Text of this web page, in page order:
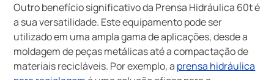
Outro benefício significativo da Prensa Hidráulica 60t é
a sua versatilidade. Este equipamento pode ser
utilizado em uma ampla gama de aplicações, desde a
moldagem de peças metálicas até a compactação de
materiais recicláveis. Por exemplo, a prensa hidráulica